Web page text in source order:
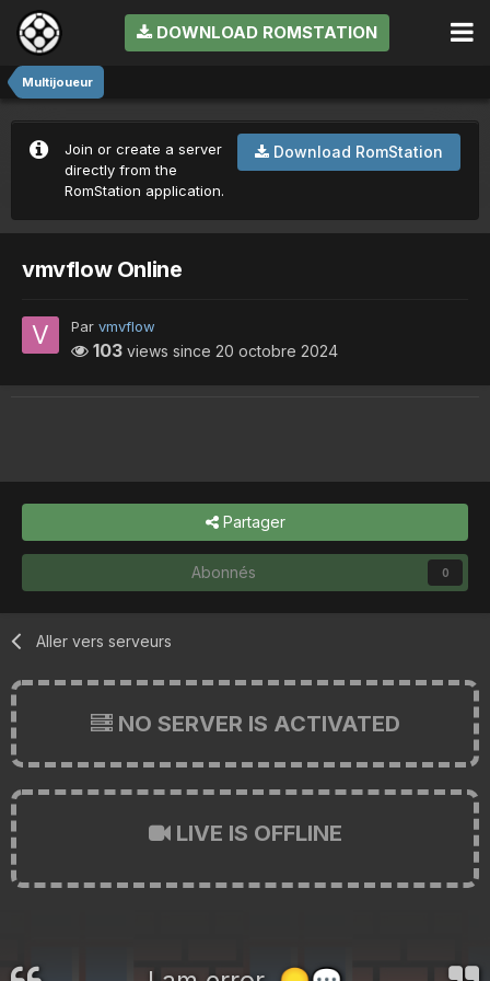
DOWNLOAD ROMSTATION
Multijoueur
Download RomStation
Join or create a server
directly from the
RomStation application.
vmvflow Online
Par vmvflow
103 views since 20 octobre 2024
Partager
Abonnés 0
Aller vers serveurs
NO SERVER IS ACTIVATED
LIVE IS OFFLINE